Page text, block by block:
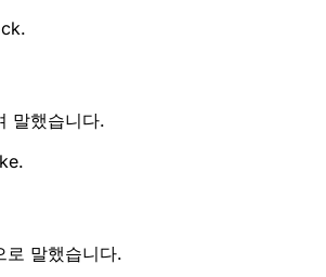
말했습니다.
로 말했습니다.